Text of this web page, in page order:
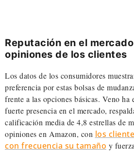
Reputación en el
opiniones de los clientes
Los datos de los consumidores
preferencia por estas bolsas de
frente a las opciones básicas. Veno ha
fuerte presencia en el mercado,
calificación media de 4,8 estrellas de
opiniones en Amazon, con los
con frecuencia su tamaño y